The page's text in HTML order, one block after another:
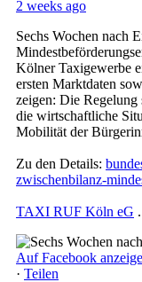
2 weeks ago
Sechs Wochen nach
Kölner Taxigewerbe
ersten Marktdaten
zeigen: Die Regelung
die wirtschaftliche
Mobilität der
Zu den Details:
zwischenbilanz-
TAXI RUF Köln eG
Auf Facebook
· Teilen